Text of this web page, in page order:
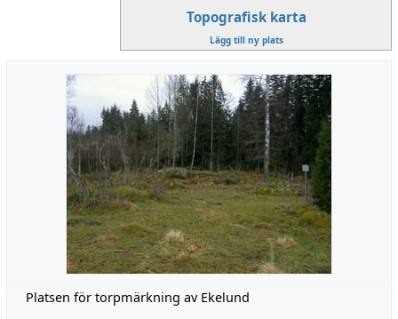
Topografisk karta
Lägg till ny plats
Platsen för torpmärkning av Ekelund